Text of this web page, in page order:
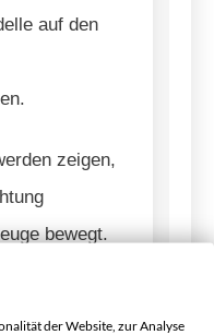
auf den
zeigen,
bewegt.
kostspielige
der Website, zur Analyse